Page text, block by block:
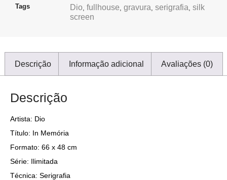
Tags Dio, fullhouse, gravura, serigrafia, silk
screen
Descrição Informação adicional Avaliações (0)
Descrição
Artista: Dio
Título: In Memória
Formato: 66 x 48 cm
Série: Ilimitada
Técnica: Serigrafia